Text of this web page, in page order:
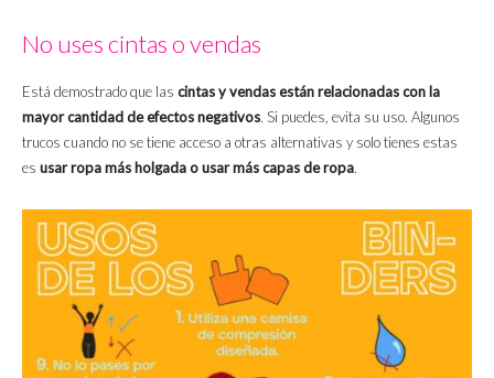
No uses cintas o vendas
Está demostrado que las cintas y vendas están relacionadas con la
mayor cantidad de efectos negativos. Si puedes, evita su uso. Algunos
trucos cuando no se tiene acceso a otras alternativas y solo tienes estas
es usar ropa más holgada o usar más capas de ropa.